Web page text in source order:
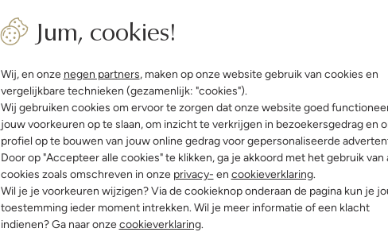
Jum, cookies!
Wij, en onze negen partners, maken op onze website gebruik van cookies en
vergelijkbare technieken (gezamenlijk: "cookies").
Wij gebruiken cookies om ervoor te zorgen dat onze website goed
jouw voorkeuren op te slaan, om inzicht te verkrijgen in bezoekersgedrag en
profiel op te bouwen van jouw online gedrag voor gepersonaliseerde
Door op "Accepteer alle cookies" te klikken, ga je akkoord met het gebruik van
cookies zoals omschreven in onze privacy- en cookieverklaring.
Wil je je voorkeuren wijzigen? Via de cookieknop onderaan de pagina kun je
toestemming ieder moment intrekken. Wil je meer informatie of een klacht
indienen? Ga naar onzecookieverklaring.
Product informatie
5/5